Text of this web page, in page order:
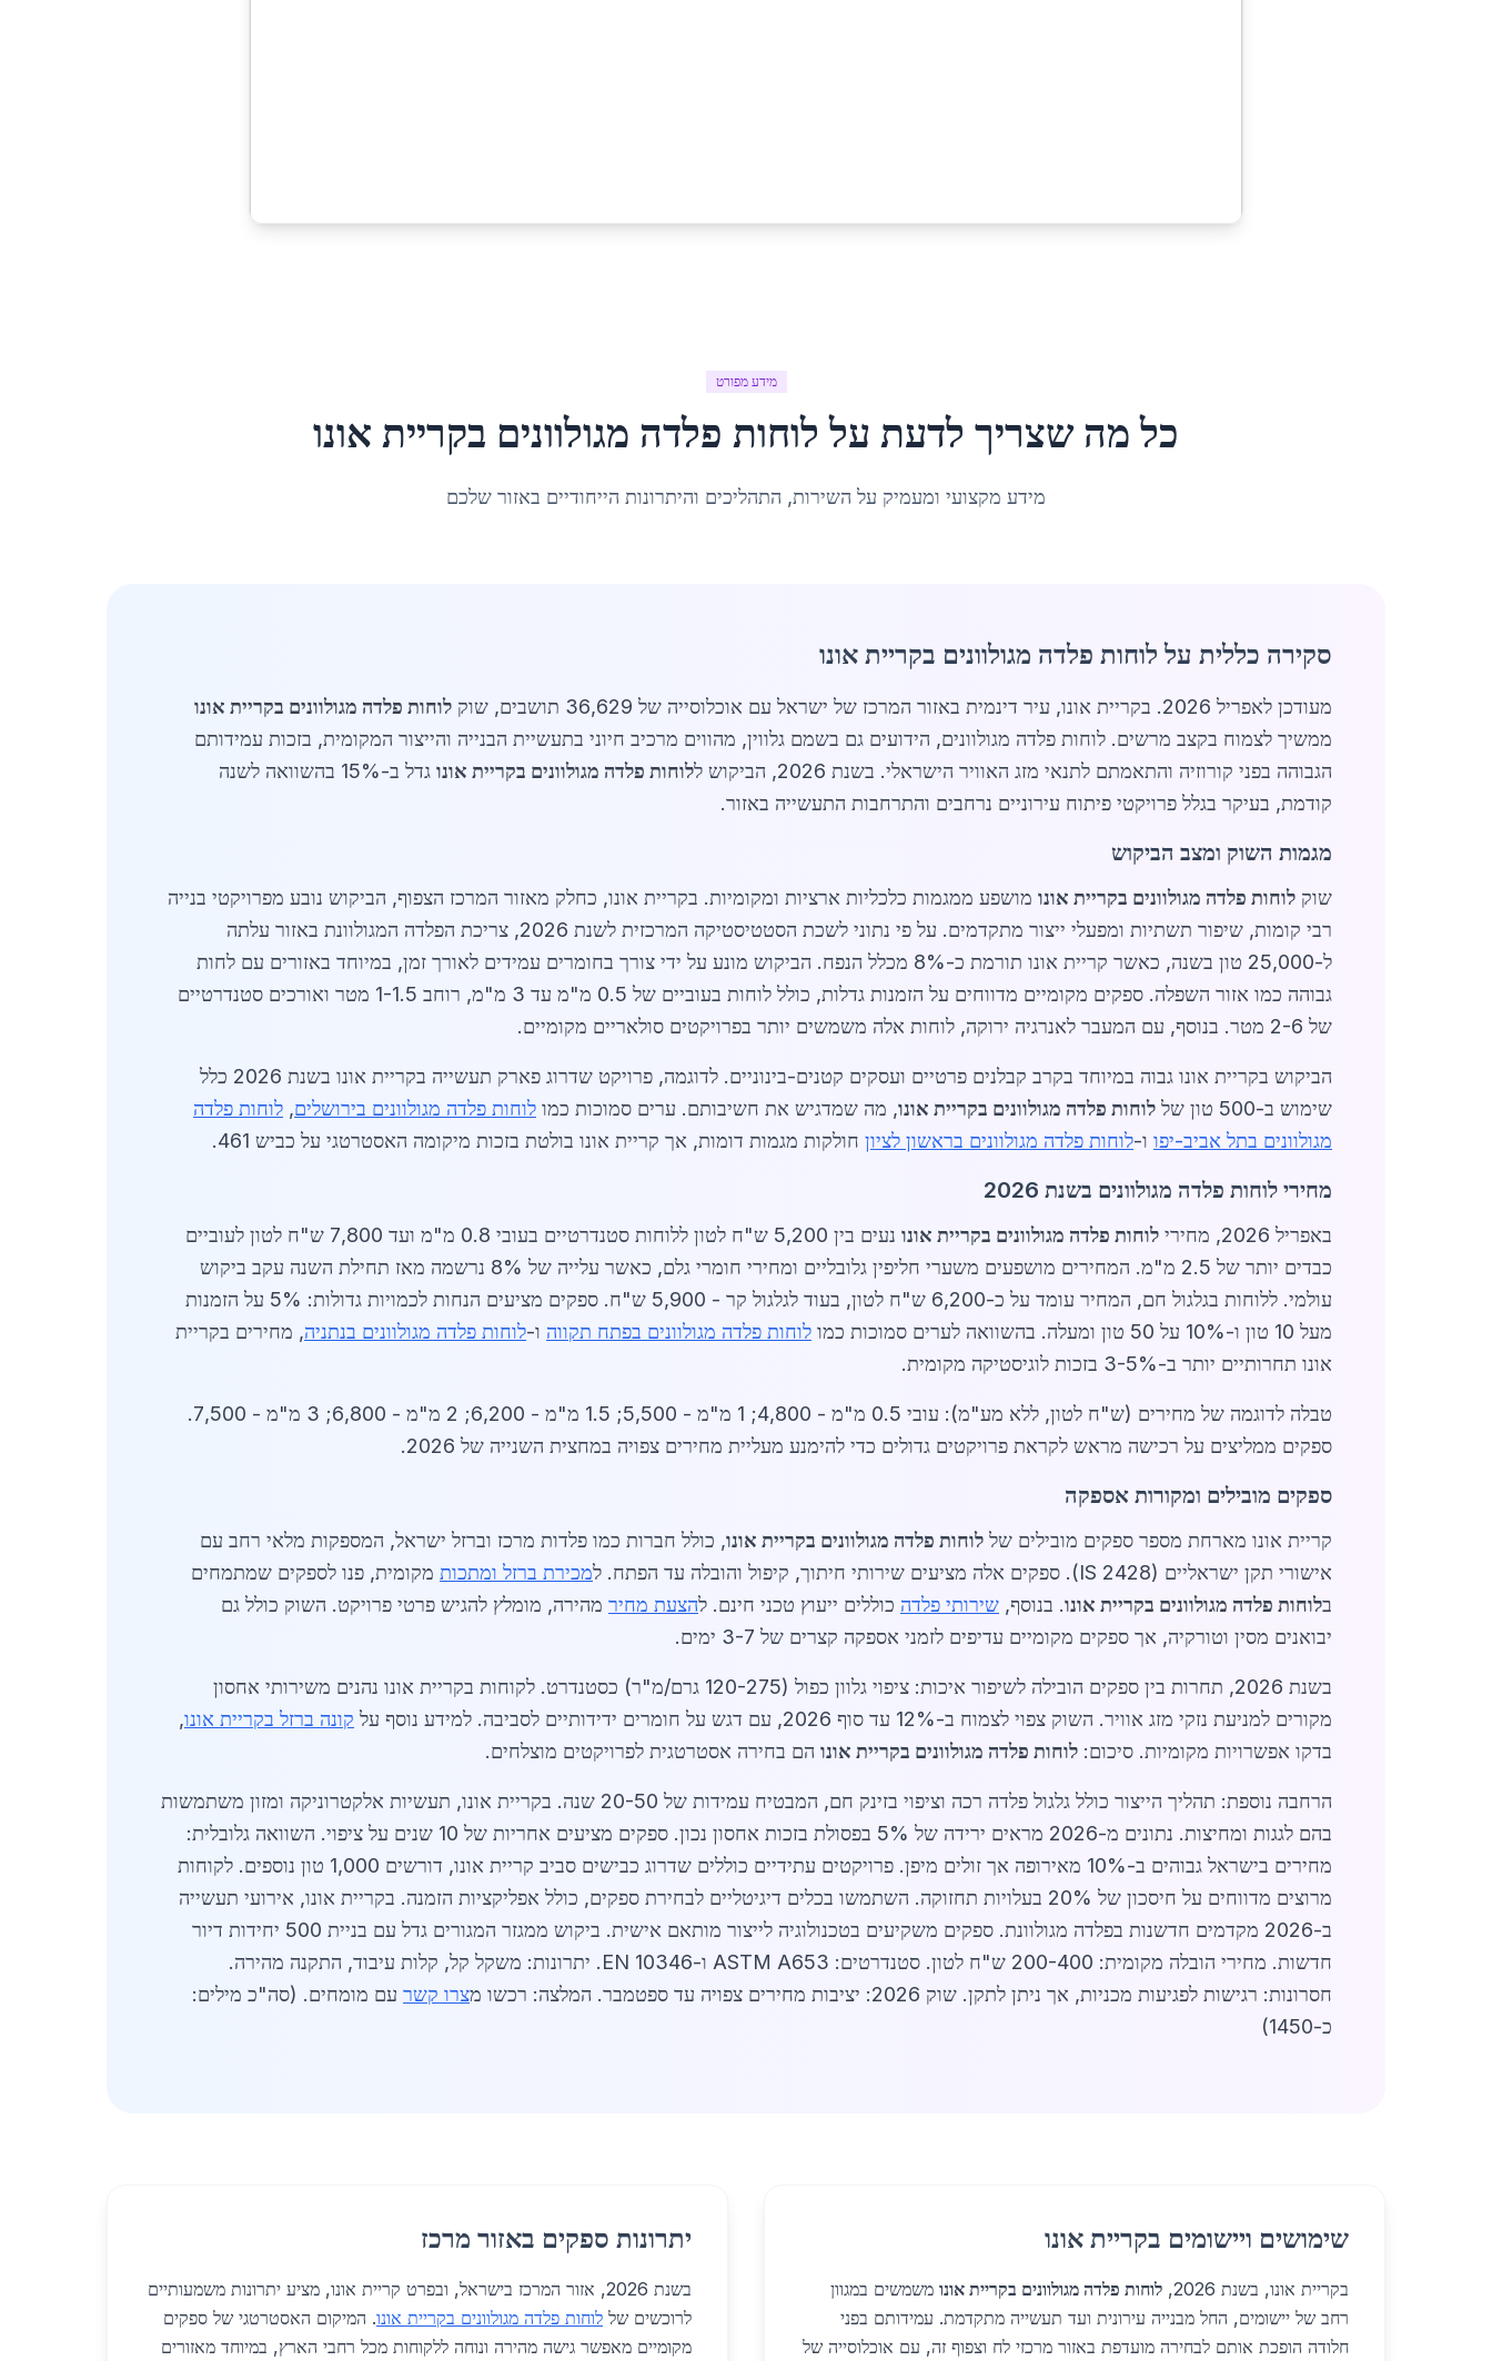
מידע מפורט
כל מה שצריך לדעת על לוחות פלדה מגולוונים בקריית אונו
מידע מקצועי ומעמיק על השירות, התהליכים והיתרונות הייחודיים באזור שלכם
סקירה כללית על לוחות פלדה מגולוונים בקריית אונו
מעודכן לאפריל 2026. בקריית אונו, עיר דינמית באזור המרכז של ישראל עם אוכלוסייה של 36,629 תושבים, שוק
לוחות פלדה מגולוונים בקריית אונו
ממשיך לצמוח בקצב מרשים. לוחות פלדה מגולוונים, הידועים גם בשמם גלווין, מהווים מרכיב חיוני בתעשיית הבנייה והייצור המקומית, בזכות עמידותם
הגבוהה בפני קורוזיה והתאמתם לתנאי מזג האוויר הישראלי. בשנת 2026, הביקוש ל
לוחות פלדה מגולוונים בקריית אונו
גדל ב-15% בהשוואה לשנה
קודמת, בעיקר בגלל פרויקטי פיתוח עירוניים נרחבים והתרחבות התעשייה באזור.
מגמות השוק ומצב הביקוש
שוק לוחות פלדה מגולוונים בקריית אונו מושפע ממגמות כלכליות ארציות ומקומיות. בקריית אונו, כחלק מאזור המרכז הצפוף, הביקוש נובע מפרויקטי בנייה
רבי קומות, שיפור תשתיות ומפעלי ייצור מתקדמים. על פי נתוני לשכת הסטטיסטיקה המרכזית לשנת 2026, צריכת הפלדה המגולוונת באזור עלתה
ל-25,000 טון בשנה, כאשר קריית אונו תורמת כ-8% מכלל הנפח. הביקוש מונע על ידי צורך בחומרים עמידים לאורך זמן, במיוחד באזורים עם לחות
גבוהה כמו אזור השפלה. ספקים מקומיים מדווחים על הזמנות גדלות, כולל לוחות בעוביים של 0.5 מ"מ עד 3 מ"מ, רוחב 1-1.5 מטר ואורכים סטנדרטיים
של 2-6 מטר. בנוסף, עם המעבר לאנרגיה ירוקה, לוחות אלה משמשים יותר בפרויקטים סולאריים מקומיים.
הביקוש בקריית אונו גבוה במיוחד בקרב קבלנים פרטיים ועסקים קטנים-בינוניים. לדוגמה, פרויקט שדרוג פארק תעשייה בקריית אונו בשנת 2026 כלל
שימוש ב-500 טון של
לוחות פלדה מגולוונים בקריית אונו, מה שמדגיש את חשיבותם. ערים סמוכות כמו לוחות פלדה מגולוונים בירושלים, לוחות פלדה
מגולוונים בתל אביב-יפו ו-לוחות פלדה מגולוונים בראשון לציון חולקות מגמות דומות, אך קריית אונו בולטת בזכות מיקומה האסטרטגי על כביש 461.
מחירי לוחות פלדה מגולוונים בשנת 2026
באפריל 2026, מחירי לוחות פלדה מגולוונים בקריית אונו
נעים בין 5,200 ש"ח לטון ללוחות סטנדרטיים בעובי 0.8 מ"מ ועד 7,800 ש"ח לטון לעוביים
כבדים יותר של 2.5 מ"מ. המחירים מושפעים משערי חליפין גלובליים ומחירי חומרי גלם, כאשר עלייה של 8% נרשמה מאז תחילת השנה עקב ביקוש
עולמי. ללוחות בגלגול חם, המחיר עומד על כ-6,200 ש"ח לטון, בעוד לגלגול קר - 5,900 ש"ח. ספקים מציעים הנחות לכמויות גדולות: 5% על הזמנות
מעל 10 טון ו-10% על 50 טון ומעלה. בהשוואה לערים סמוכות כמו
לוחות פלדה מגולוונים בפתח תקווה ו-לוחות פלדה מגולוונים בנתניה, מחירים בקריית
אונו תחרותיים יותר ב-3-5% בזכות לוגיסטיקה מקומית.
טבלה לדוגמה של מחירים (ש"ח לטון, ללא מע"מ): עובי 0.5 מ"מ - 4,800; 1 מ"מ - 5,500; 1.5 מ"מ - 6,200; 2 מ"מ - 6,800; 3 מ"מ - 7,500.
ספקים ממליצים על רכישה מראש לקראת פרויקטים גדולים כדי להימנע מעליית מחירים צפויה במחצית השנייה של 2026.
ספקים מובילים ומקורות אספקה
קריית אונו מארחת מספר ספקים מובילים של לוחות פלדה מגולוונים בקריית אונו, כולל חברות כמו פלדות מרכז וברזל ישראל, המספקות מלאי רחב עם
אישורי תקן ישראליים (IS 2428). ספקים אלה מציעים שירותי חיתוך, קיפול והובלה עד הפתח. ל
מכירת ברזל ומתכות מקומית, פנו לספקים שמתמחים
בלוחות פלדה מגולוונים בקריית אונו. בנוסף, שירותי פלדה כוללים ייעוץ טכני חינם. להצעת מחיר מהירה, מומלץ להגיש פרטי פרויקט. השוק כולל גם
יבואנים מסין וטורקיה, אך ספקים מקומיים עדיפים לזמני אספקה קצרים של 3-7 ימים.
בשנת 2026, תחרות בין ספקים הובילה לשיפור איכות: ציפוי גלוון כפול (120-275 גרם/מ"ר) כסטנדרט. לקוחות בקריית אונו נהנים משירותי אחסון
מקורים למניעת נזקי מזג אוויר. השוק צפוי לצמוח ב-12% עד סוף 2026, עם דגש על חומרים ידידותיים לסביבה. למידע נוסף על
קונה ברזל בקריית אונו,
בדקו אפשרויות מקומיות. סיכום: לוחות פלדה מגולוונים בקריית אונו הם בחירה אסטרטגית לפרויקטים מוצלחים.
הרחבה נוספת: תהליך הייצור כולל גלגול פלדה רכה וציפוי בזינק חם, המבטיח עמידות של 20-50 שנה. בקריית אונו, תעשיות אלקטרוניקה ומזון משתמשות
בהם לגגות ומחיצות. נתונים מ-2026 מראים ירידה של 5% בפסולת בזכות אחסון נכון. ספקים מציעים אחריות של 10 שנים על ציפוי. השוואה גלובלית:
מחירים בישראל גבוהים ב-10% מאירופה אך זולים מיפן. פרויקטים עתידיים כוללים שדרוג כבישים סביב קריית אונו, דורשים 1,000 טון נוספים. לקוחות
מרוצים מדווחים על חיסכון של 20% בעלויות תחזוקה. השתמשו בכלים דיגיטליים לבחירת ספקים, כולל אפליקציות הזמנה. בקריית אונו, אירועי תעשייה
ב-2026 מקדמים חדשנות בפלדה מגולוונת. ספקים משקיעים בטכנולוגיה לייצור מותאם אישית. ביקוש ממגזר המגורים גדל עם בניית 500 יחידות דיור
חדשות. מחירי הובלה מקומית: 200-400 ש"ח לטון. סטנדרטים: ASTM A653 ו-EN 10346. יתרונות: משקל קל, קלות עיבוד, התקנה מהירה.
חסרונות: רגישות לפגיעות מכניות, אך ניתן לתקן. שוק 2026: יציבות מחירים צפויה עד ספטמבר. המלצה: רכשו מ
צרו קשר עם מומחים. (סה"כ מילים:
כ-1450)
שימושים ויישומים בקריית אונו
בקריית אונו, בשנת 2026, לוחות פלדה מגולוונים בקריית אונו משמשים במגוון
רחב של יישומים, החל מבנייה עירונית ועד תעשייה מתקדמת. עמידותם בפני
חלודה הופכת אותם לבחירה מועדפת באזור מרכזי לח וצפוף זה, עם אוכלוסייה של
יתרונות ספקים באזור מרכז
בשנת 2026, אזור המרכז בישראל, ובפרט קריית אונו, מציע יתרונות משמעותיים
לרוכשים של לוחות פלדה מגולוונים בקריית אונו. המיקום האסטרטגי של ספקים
מקומיים מאפשר גישה מהירה ונוחה ללקוחות מכל רחבי הארץ, במיוחד מאזורים